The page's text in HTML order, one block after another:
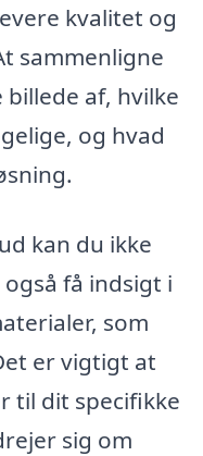
kvalitet og
sammenligne
af, hvilke
og hvad
kan du ikke
få indsigt i
som
er vigtigt at
til dit specifikke
sig om